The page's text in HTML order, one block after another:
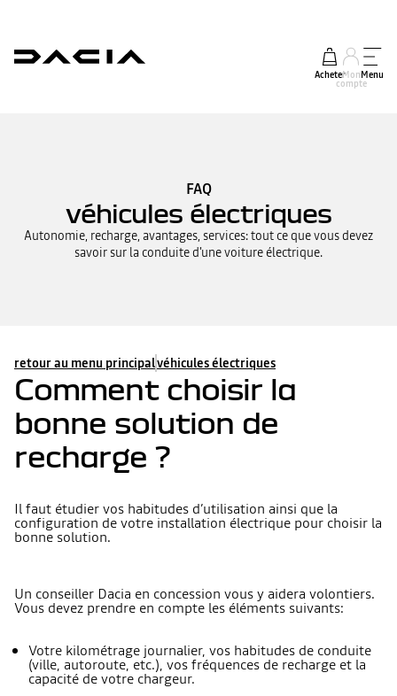
AcheterMon
compte
Menu
FAQ
véhicules électriques
Autonomie, recharge, avantages, services: tout ce que vous devez
savoir sur la conduite d'une voiture électrique.
retour au menu principalvéhicules électriques
Comment choisir la
bonne solution de
recharge ?
Il faut étudier vos habitudes d’utilisation ainsi que la
configuration de votre installation électrique pour choisir la
bonne solution.
​Un conseiller Dacia en concession vous y aidera volontiers.
Vous devez prendre en compte les éléments suivants:
Votre kilométrage journalier, vos habitudes de conduite
(ville, autoroute, etc.), vos fréquences de recharge et la
capacité de votre chargeur.